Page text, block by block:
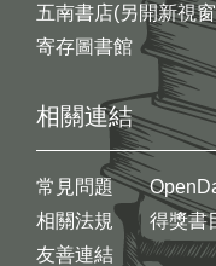
五南書店(另開新視
寄存圖書館
相關連結
常見問題
相關法規
友善連結
得獎書